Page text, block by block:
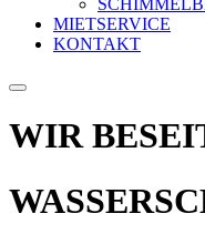
MIETSERVICE
KONTAKT
WIR